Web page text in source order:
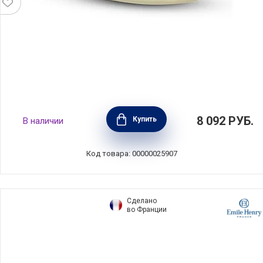
Масленка Petali di Primavera 22,5х15,5х9 см,
материал керамика, Nuova Cer, Италия,
7378-PDP
В наличии Купить 8 092 РУБ.
Код товара: 00000025907
Сделано
во Франции